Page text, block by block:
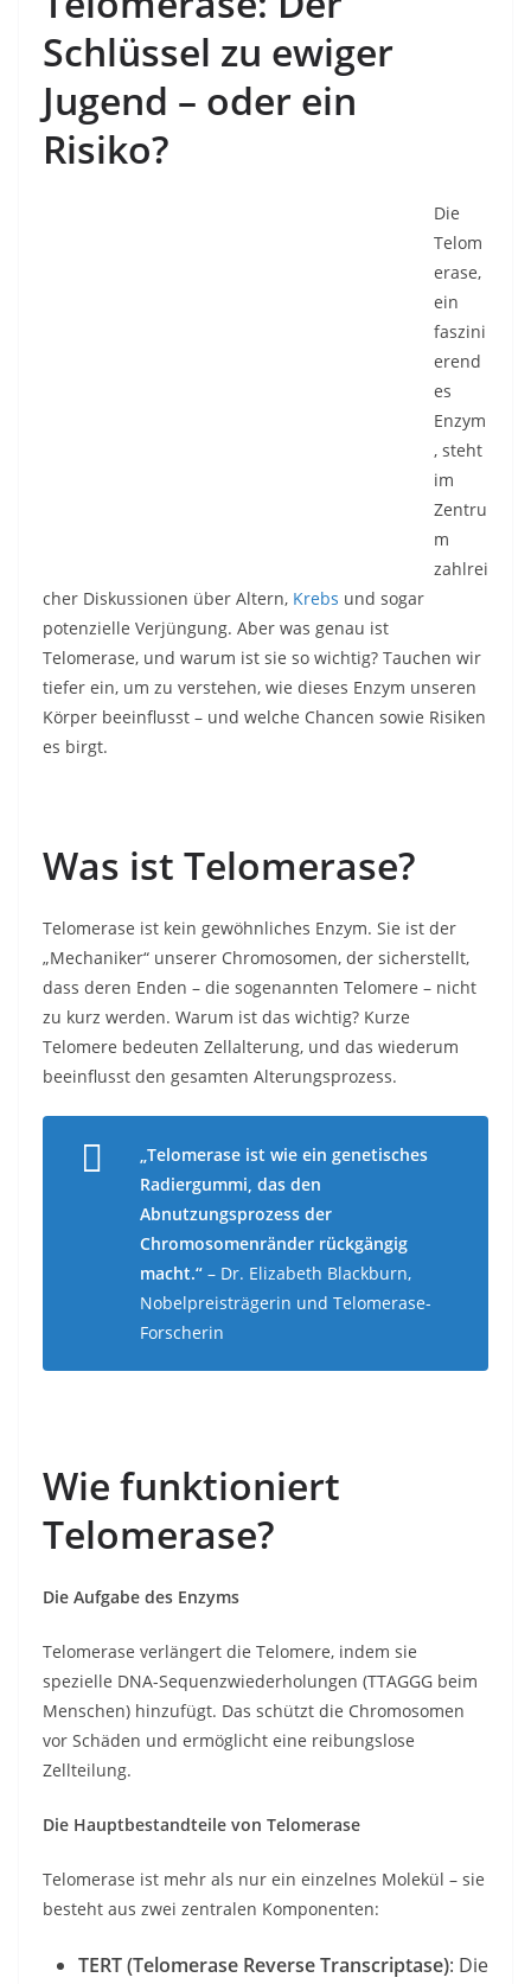
Schlüssel zu ewiger
Jugend – oder ein
Risiko?
Die
Telom
erase,
ein
faszini
erend
es
Enzym
, steht
im
Zentru
m
zahlrei
cher Diskussionen über Altern, Krebs und sogar
potenzielle Verjüngung. Aber was genau ist
Telomerase, und warum ist sie so wichtig? Tauchen wir
tiefer ein, um zu verstehen, wie dieses Enzym unseren
Körper beeinflusst – und welche Chancen sowie Risiken
es birgt.
Was ist Telomerase?
Telomerase ist kein gewöhnliches Enzym. Sie ist der
„Mechaniker“ unserer Chromosomen, der sicherstellt,
dass deren Enden – die sogenannten Telomere – nicht
zu kurz werden. Warum ist das wichtig? Kurze
Telomere bedeuten Zellalterung, und das wiederum
beeinflusst den gesamten Alterungsprozess.
„Telomerase ist wie ein genetisches
Radiergummi, das den
Abnutzungsprozess der
Chromosomenränder rückgängig
macht.“ – Dr. Elizabeth Blackburn,
Nobelpreisträgerin und Telomerase-
Forscherin
Wie funktioniert
Telomerase?
Die Aufgabe des Enzyms
Telomerase verlängert die Telomere, indem sie
spezielle DNA-Sequenzwiederholungen (TTAGGG beim
Menschen) hinzufügt. Das schützt die Chromosomen
vor Schäden und ermöglicht eine reibungslose
Zellteilung.
Die Hauptbestandteile von Telomerase
Telomerase ist mehr als nur ein einzelnes Molekül – sie
besteht aus zwei zentralen Komponenten:
TERT (Telomerase Reverse Transcriptase): Die